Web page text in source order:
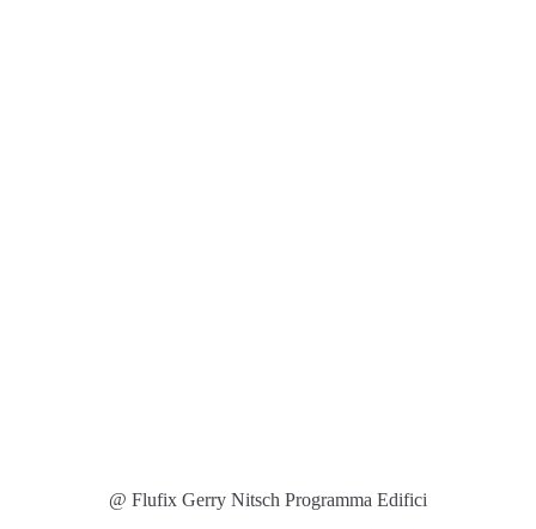
@ Flufix Gerry Nitsch Programma Edifici